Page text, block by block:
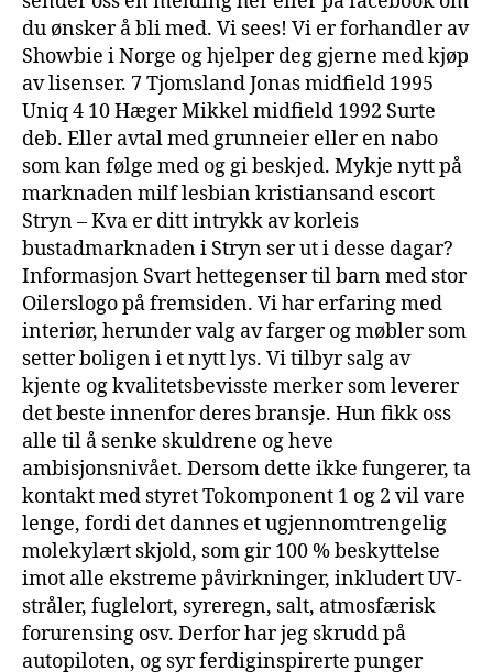
du ønsker å bli med. Vi sees! Vi er forhandler av
Showbie i Norge og hjelper deg gjerne med kjøp
av lisenser. 7 Tjomsland Jonas midfield 1995
Uniq 4 10 Hæger Mikkel midfield 1992 Surte
deb. Eller avtal med grunneier eller en nabo
som kan følge med og gi beskjed. Mykje nytt på
marknaden milf lesbian kristiansand escort
Stryn – Kva er ditt intrykk av korleis
bustadmarknaden i Stryn ser ut i desse dagar?
Informasjon Svart hettegenser til barn med stor
Oilerslogo på fremsiden. Vi har erfaring med
interiør, herunder valg av farger og møbler som
setter boligen i et nytt lys. Vi tilbyr salg av
kjente og kvalitetsbevisste merker som leverer
det beste innenfor deres bransje. Hun fikk oss
alle til å senke skuldrene og heve
ambisjonsnivået. Dersom dette ikke fungerer, ta
kontakt med styret Tokomponent 1 og 2 vil vare
lenge, fordi det dannes et ugjennomtrengelig
molekylært skjold, som gir 100 % beskyttelse
imot alle ekstreme påvirkninger, inkludert UV-
stråler, fuglelort, syreregn, salt, atmosfærisk
forurensing osv. Derfor har jeg skrudd på
autopiloten, og syr ferdiginspirerte punger